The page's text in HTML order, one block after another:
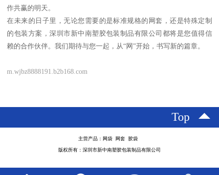
作共赢的明天。
在未来的日子里，无论您需要的是标准规格的网套，还是特殊定制
的包装方案，深圳市新中南塑胶包装制品有限公司都将是您值得信
赖的合作伙伴。我们期待与您一起，从“网”开始，书写新的篇章。
m.wjbz8888191.b2b168.com
Top
主营产品：网袋 网套 胶袋
版权所有：深圳市新中南塑胶包装制品有限公司